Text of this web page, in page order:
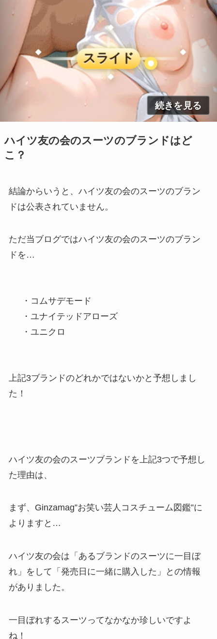
ハイツ友の会のスーツのブランドはど
こ？
結論からいうと、 ハイツ友の会のスーツのブラン
ドは公表されていません。
ただ当ブログではハイツ友の会のスーツのブラン
ドを…
・コムサデモード
・ユナイテッドアローズ
・ユニクロ
上記3ブランドのどれかではないかと予想しまし
た！
ハイツ友の会のスーツブランドを上記3つで予想し
た理由は、
まず、Ginzamag”お笑い芸人コスチューム図鑑”に
よりますと…
ハイツ友の会は 「あるブランドのスーツに一目ぼ
れ」 をして 「発売日に一緒に購入 した 」
との情報
がありました。
一目ぼれするスーツってなかなか珍しいですよ
ね！